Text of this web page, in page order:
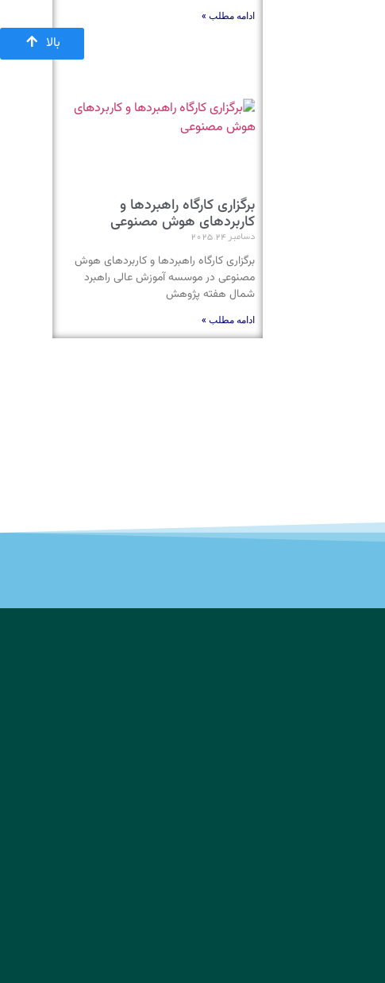
ادامه مطلب »
برگزاری کارگاه راهبردها و
کاربردهای هوش مصنوعی
دسامبر 24, 2025
برگزاری کارگاه راهبردها و کاربردهای هوش
مصنوعی در موسسه آموزش عالی راهبرد
شمال هفته پژوهش
ادامه مطلب »
بالا